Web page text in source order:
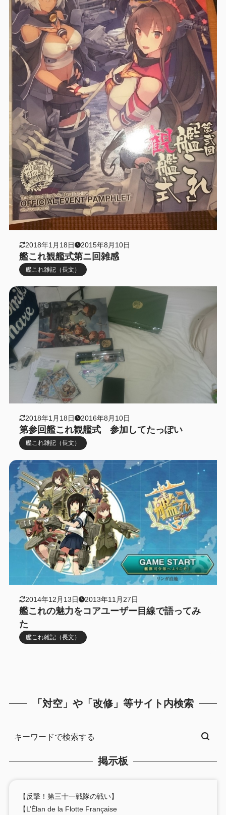
2018年1月18日 2015年8月10日
艦これ観艦式第ニ回雑感
艦これ雑記（長文）
2018年1月18日 2016年8月10日
第参回艦これ観艦式 参加してたっぽい
艦これ雑記（長文）
2014年12月13日 2013年11月27日
艦これの魅力をコアユーザー目線で語ってみ
た
艦これ雑記（長文）
「対空」や「改修」等サイト内検索
掲示板
【反撃！第三十一戦隊の戦い】
【L’Élan de la Flotte Française